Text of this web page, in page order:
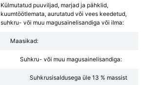
Külmutatud puuviljad, marjad ja pähklid,
kuumtöötlemata, aurutatud või vees keedetud,
suhkru- või muu magusainelisandiga või ilma:
Maasikad:
Suhkru- või muu magusainelisandiga:
Suhkrusisaldusega üle 13 % massist